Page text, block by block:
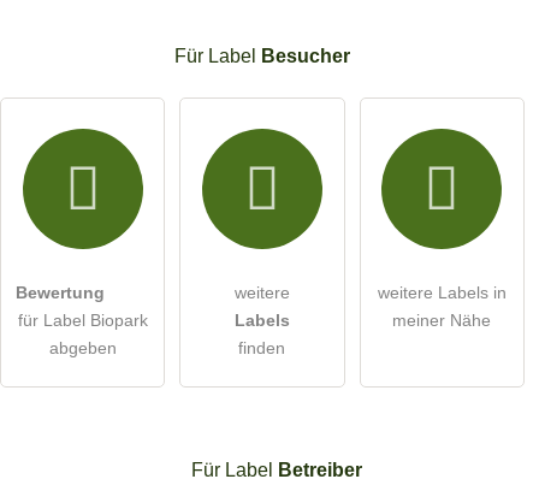
Für Label Besucher
Bewertung
für Label Biopark
abgeben
weitere
Labels
finden
weitere Labels in
meiner Nähe
Für Label Betreiber